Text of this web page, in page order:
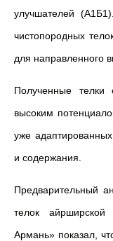
улучшателей
чистопородных
для направленного
Полученные
высоким
уже
и содержания.
Предварительный
телок
Армань» показал,